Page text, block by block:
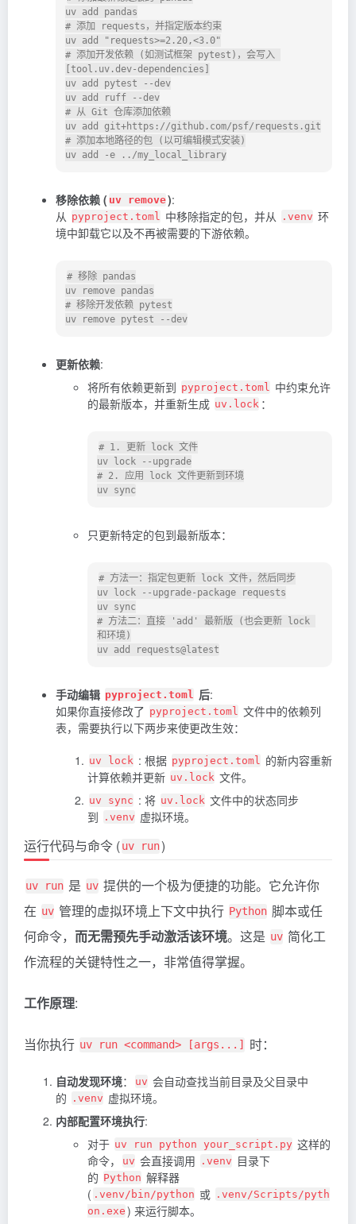
uv add pandas
# 添加 requests，并指定版本约束
uv add "requests>=2.20,<3.0"
# 添加开发依赖 (如测试框架 pytest)，会写入
[tool.uv.dev-dependencies]
uv add pytest --dev
uv add ruff --dev
# 从 Git 仓库添加依赖
uv add git+https://github.com/psf/requests.git
# 添加本地路径的包 (以可编辑模式安装)
移除依赖 ( uv remove):
从 pyproject.toml 中移除指定的包，并从 .venv 环
境中卸载它以及不再被需要的下游依赖。
# 移除 pandas
uv remove pandas
# 移除开发依赖 pytest
更新依赖:
将所有依赖更新到 pyproject.toml 中约束允许
的最新版本，并重新生成 uv.lock ：
# 1. 更新 lock 文件
uv lock --upgrade
# 2. 应用 lock 文件更新到环境
只更新特定的包到最新版本：
# 方法一：指定包更新 lock 文件，然后同步
uv lock --upgrade-package requests
uv sync
# 方法二：直接 'add' 最新版 (也会更新 lock
和环境)
手动编辑 pyproject.toml 后:
如果你直接修改了 pyproject.toml 文件中的依赖列
表，需要执行以下两步来使更改生效：
uv lock : 根据 pyproject.toml 的新内容重新
计算依赖并更新 uv.lock 文件。
uv sync : 将 uv.lock 文件中的状态同步
到
.venv 虚拟环境。
运行代码与命令 (uv run)
uv run 是 uv 提供的一个极为便捷的功能。它允许你
在 uv 管理的虚拟环境上下文中执行 Python 脚本或任
何命令， 而无需预先手动激活该环境。这是 uv 简化工
作流程的关键特性之一，非常值得掌握。
工作原理:
当你执行 uv run <command> [args...] 时：
自动发现环境： uv 会自动查找当前目录及父目录中
的
.venv 虚拟环境。
内部配置环境执行:
对于 uv run python your_script.py 这样的
命令，
uv 会直接调用 .venv 目录下
的 Python 解释器
( .venv/bin/python 或
.venv/Scripts/pyth
on.exe ) 来运行脚本。